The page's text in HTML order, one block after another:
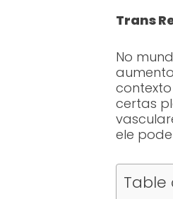
Trans
No
certas
ele
Table